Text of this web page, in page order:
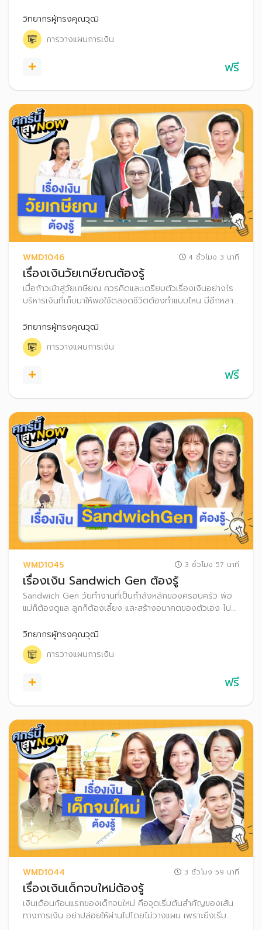
เลือกใช้สิทธิลดหย่อนภาษี พร้อมพัฒนาทักษะการเงินของตัว
เองไปด้วย
วิทยากรผู้ทรงคุณวุฒิ
การวางแผนการเงิน
ฟรี
WMD1046 4 ชั่วโมง 3 นาที
เรื่องเงินวัยเกษียณต้องรู้
เมื่อก้าวเข้าสู่วัยเกษียณ ควรคิดและเตรียมตัวเรื่องเงินอย่างไร
บริหารเงินที่เก็บมาให้พอใช้ตลอดชีวิตต้องทำแบบไหน มีอีกหลาย
มาเตรียมความพร้อม เพื่อใช้ชีวิตหลังเกษียณอย่างมีความสุข
กัน!
วิทยากรผู้ทรงคุณวุฒิ
การวางแผนการเงิน
ฟรี
WMD1045 3 ชั่วโมง 57 นาที
เรื่องเงิน Sandwich Gen ต้องรู้
Sandwich Gen วัยทำงานที่เป็นกำลังหลักของครอบครัว พ่อ
แม่ก็ต้องดูแล ลูกก็ต้องเลี้ยง และสร้างอนาคตของตัวเอง ไป
ที่ดีให้ตัวเองและทุกคนในครอบครัว
วิทยากรผู้ทรงคุณวุฒิ
การวางแผนการเงิน
ฟรี
WMD1044 3 ชั่วโมง 59 นาที
เรื่องเงินเด็กจบใหม่ต้องรู้
เงินเดือนก้อนแรกของเด็กจบใหม่ คือจุดเริ่มต้นสำคัญของเส้น
ทางการเงิน อย่าปล่อยให้ผ่านไปโดยไม่วางแผน เพราะยิ่งเริ่ม